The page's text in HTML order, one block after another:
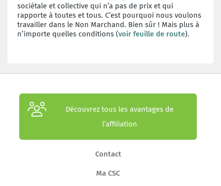
sociétale et collective qui n’a pas de prix et qui
rapporte à toutes et tous. C’est pourquoi nous voulons
travailler dans le Non Marchand. Bien sûr ! Mais plus à
n’importe quelles conditions (voir feuille de route).
Découvrez tous les avantages de
l’affiliation
Contact
Ma CSC